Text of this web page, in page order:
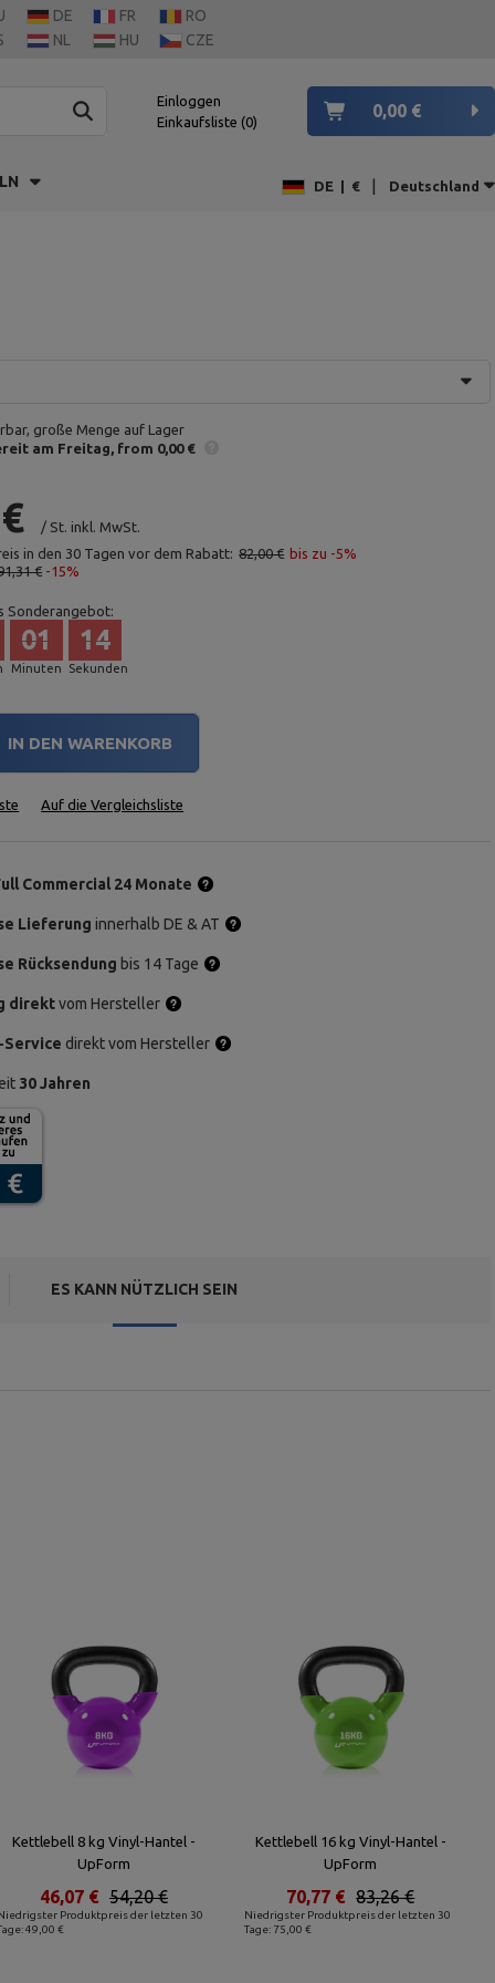
DE FR
RO
NL HU CZE
Einloggen
Einkaufsliste 0
0,00 €
DE € | Deutschland
große Menge auf Lager
am Freitag from 0,00 €
/ St. inkl. MwSt.
in den 30 Tagen vor dem Rabatt: 82,00 € bis zu -5%
€ -15%
Sonderangebot:
Minuten
01
Sekunden
13
IN DEN WARENKORB
Auf die Vergleichsliste
Commercial 24 Monate
Lieferung innerhalb DE & AT
Rücksendung bis 14 Tage
direktvom Hersteller
Service direkt vom Hersteller
30 Jahren
ES KANN NÜTZLICH SEIN
Kettlebell 8 kg Vinyl-Hantel -
UpForm
Produktpreis der letzten 30
49,00 €
54,20 €
46,07 €
Kettlebell 16 kg Vinyl-Hantel -
UpForm
Niedrigster Produktpreis der letzten 30
Tage: 75,00 €
83,26 €
70,77 €